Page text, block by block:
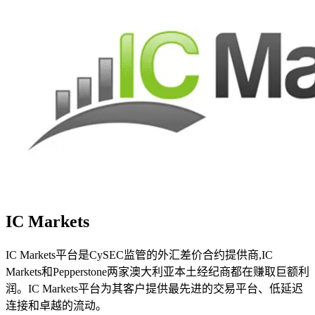
IC Markets
IC Markets平台是CySEC监管的外汇差价合约提供商,IC
Markets和Pepperstone两家澳大利亚本土经纪商都在赚取巨额利
润。IC Markets平台为其客户提供最先进的交易平台、低延迟
连接和卓越的流动。